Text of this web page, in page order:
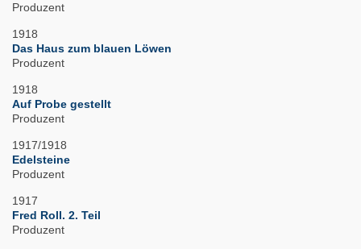
Produzent
1918
Das Haus zum blauen Löwen
Produzent
1918
Auf Probe gestellt
Produzent
1917/1918
Edelsteine
Produzent
1917
Fred Roll. 2. Teil
Produzent